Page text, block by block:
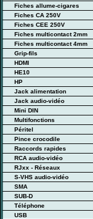
Fiches allume-cigares
Fiches CA 250V
Fiches CEE 250V
Fiches multicontact 2mm
Fiches multicontact 4mm
Grip-fils
HDMI
HE10
HP
Jack alimentation
Jack audio-vidéo
Mini DIN
Multifonctions
Péritel
Pince crocodile
Raccords rapides
RCA audio-vidéo
RJxx - Réseaux
S-VHS audio-vidéo
SMA
SUB-D
Téléphone
USB